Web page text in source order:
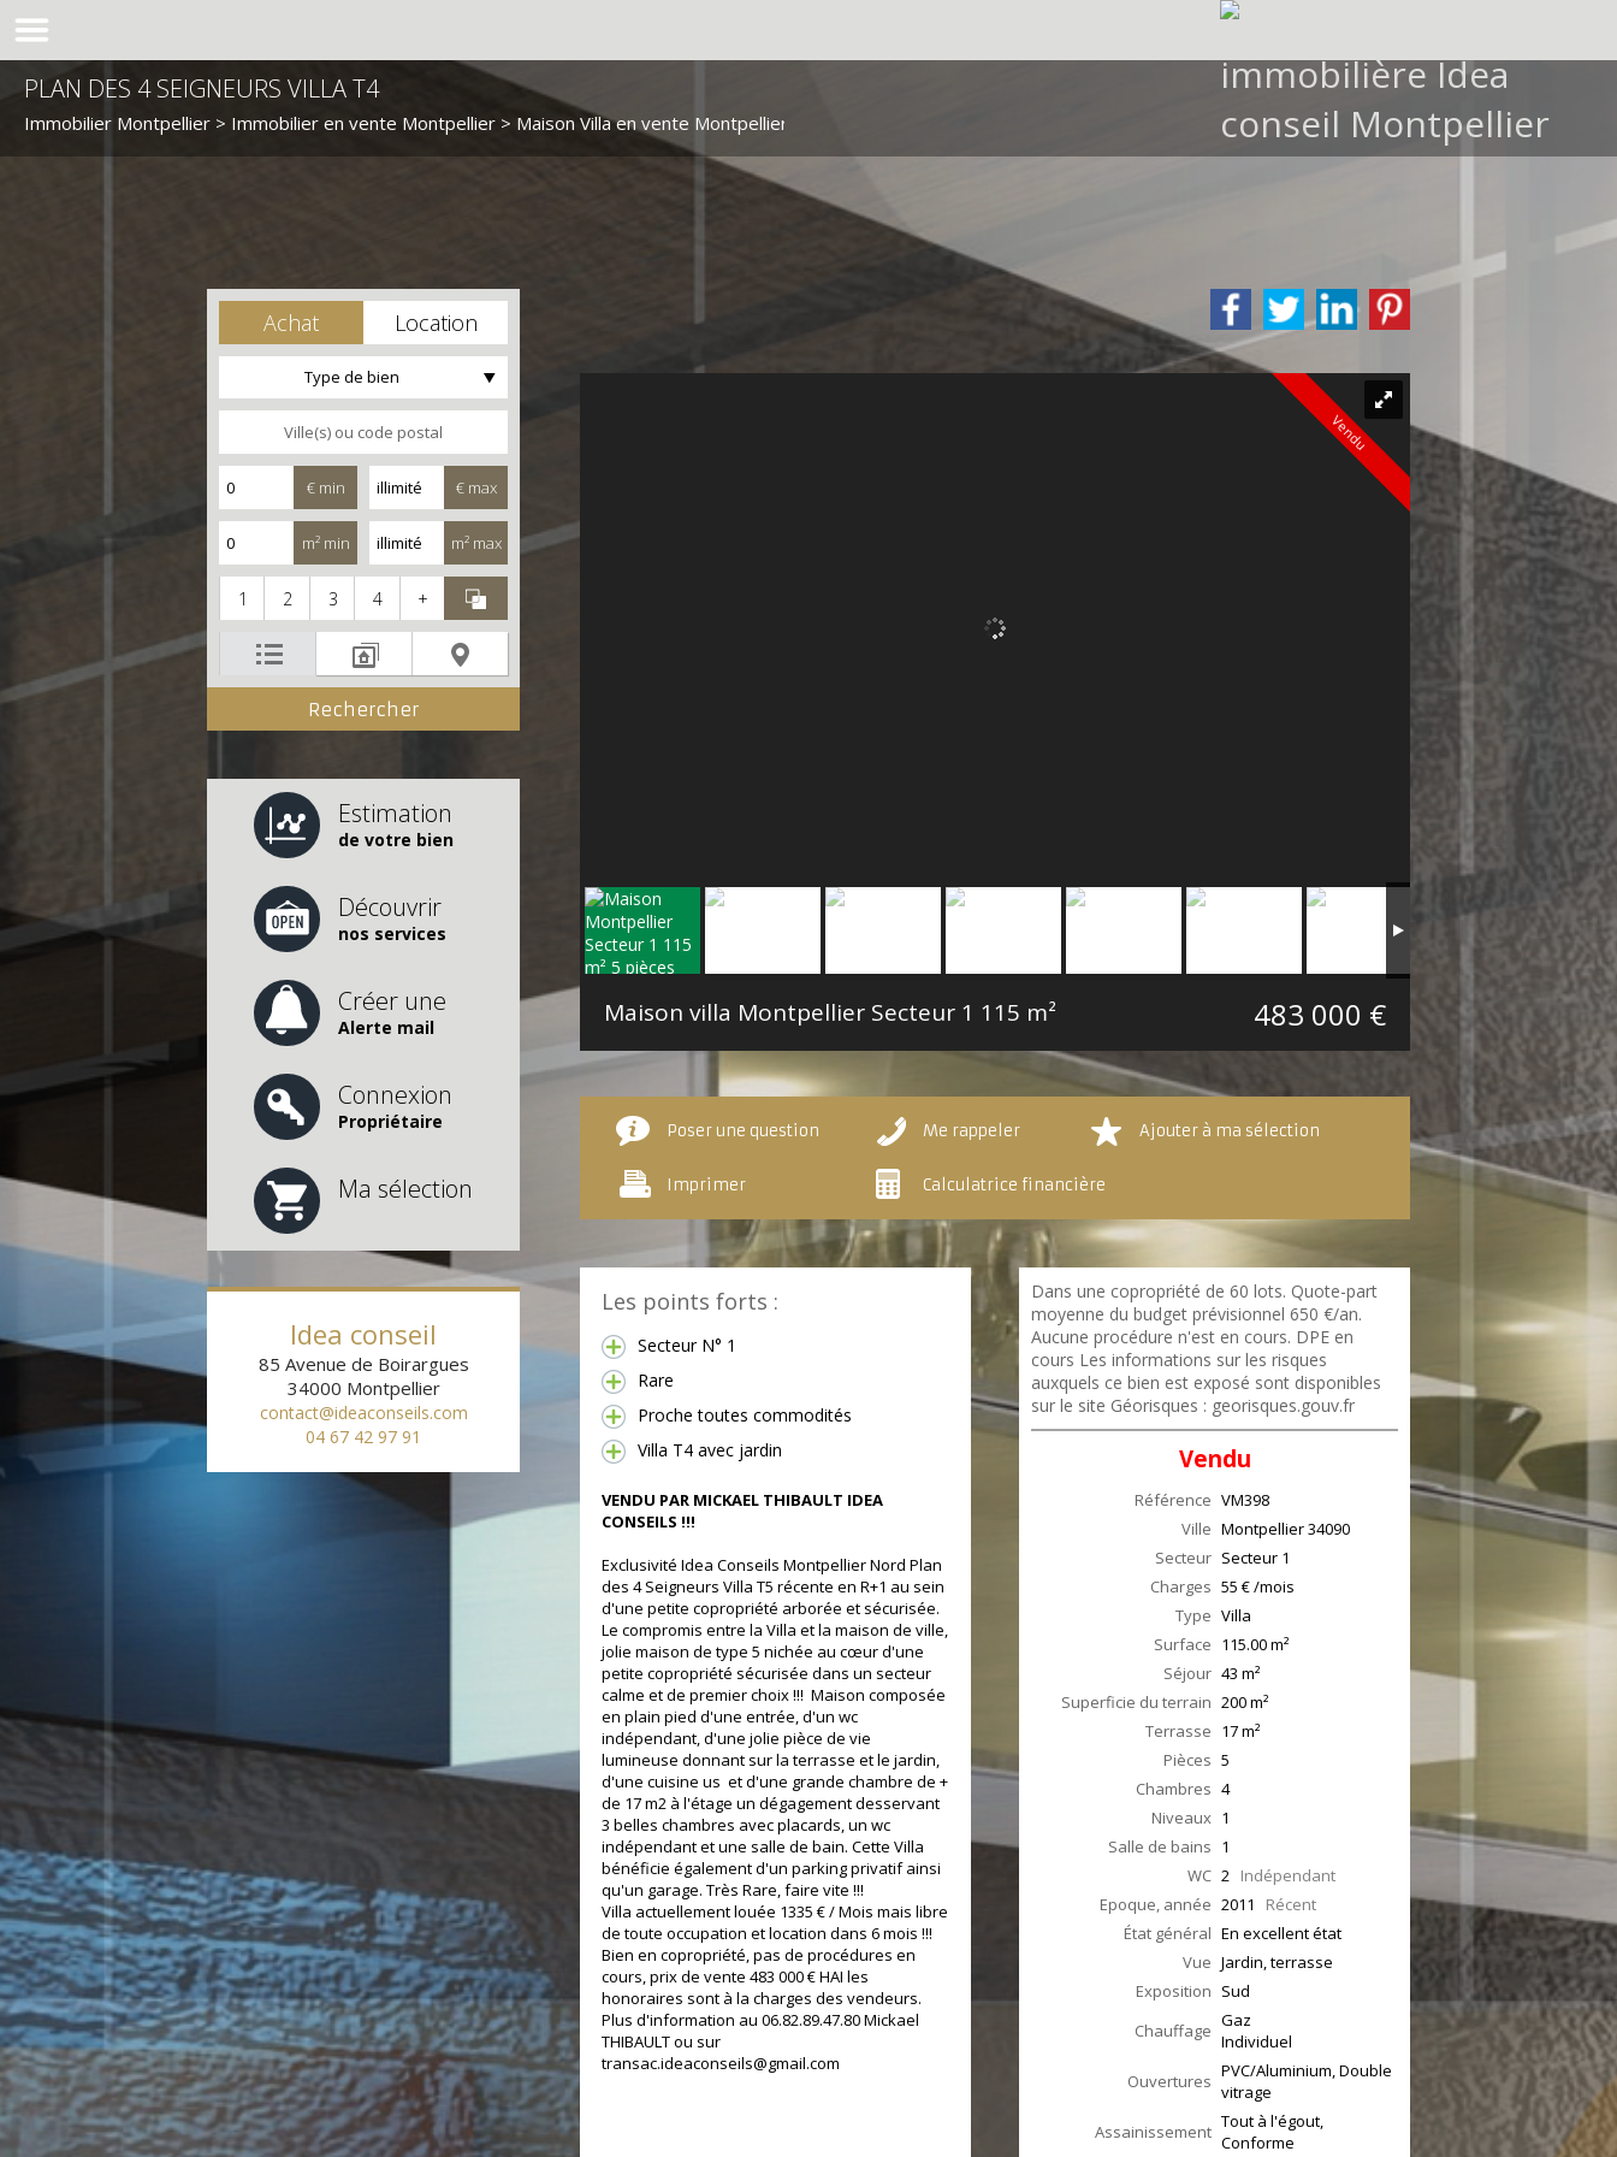
PLAN DES 4 SEIGNEURS VILLA T4
Immobilier Montpellier > Immobilier en vente Montpellier > Maison Villa en vente Montpellier
Achat Location
Type de bien
€ min € max
m² min m² max
1 2 3 4 +
Estimation
de votre bien
Découvrir
nos services
Créer une
Alerte mail
Connexion
Propriétaire
Ma sélection
Idea conseil
85 Avenue de Boirargues
34000 Montpellier
contact@ideaconseils.com
04 67 42 97 91
Vendu
Maison villa Montpellier Secteur 1 115 m² 483 000 €
Poser une question Me rappeler Ajouter à ma sélection
Imprimer Calculatrice financière
Les points forts :
Secteur N° 1
Rare
Proche toutes commodités
Villa T4 avec jardin
VENDU PAR MICKAEL THIBAULT IDEA
CONSEILS !!!
Exclusivité Idea Conseils Montpellier Nord Plan
des 4 Seigneurs Villa T5 récente en R+1 au sein
d'une petite copropriété arborée et sécurisée.
Le compromis entre la Villa et la maison de ville,
jolie maison de type 5 nichée au cœur d'une
petite copropriété sécurisée dans un secteur
calme et de premier choix !!! Maison composée
en plain pied d'une entrée, d'un wc
indépendant, d'une jolie pièce de vie
lumineuse donnant sur la terrasse et le jardin,
d'une cuisine us et d'une grande chambre de +
de 17 m2 à l'étage un dégagement desservant
3 belles chambres avec placards, un wc
indépendant et une salle de bain. Cette Villa
bénéficie également d'un parking privatif ainsi
qu'un garage. Très Rare, faire vite !!!
Villa actuellement louée 1335 € / Mois mais libre
de toute occupation et location dans 6 mois !!!
Bien en copropriété, pas de procédures en
cours, prix de vente 483 000 € HAI les
honoraires sont à la charges des vendeurs.
Plus d'information au 06.82.89.47.80 Mickael
THIBAULT ou sur
transac.ideaconseils@gmail.com
Dans une copropriété de 60 lots. Quote-part
moyenne du budget prévisionnel 650 €/an.
Aucune procédure n'est en cours. DPE en
cours Les informations sur les risques
auxquels ce bien est exposé sont disponibles
sur le site Géorisques : georisques.gouv.fr
Vendu
Référence VM398
Ville Montpellier34090
Secteur Secteur 1
Charges 55 € /mois
Type Villa
Surface 115.00m²
Séjour 43 m²
Superficie du terrain 200 m²
Terrasse 17m²
Pièces 5
Chambres 4
Niveaux 1
Salle de bains 1
WC 2 Indépendant
Epoque, année 2011 Récent
État général En excellent état
Vue Jardin, terrasse
Exposition Sud
Chauffage Gaz
Individuel
Ouvertures PVC/Aluminium, Double
vitrage
Assainissement Tout à l'égout,
Conforme